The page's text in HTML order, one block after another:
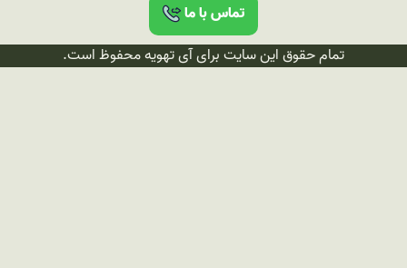
تماس با ما
تمام حقوق این سایت برای آی تهویه محفوظ است.